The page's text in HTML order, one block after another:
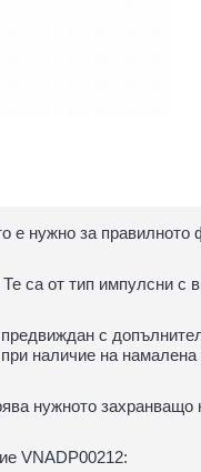
е нужно за
са от тип импулсни
с
наличие на
нужното
VNADP00212: